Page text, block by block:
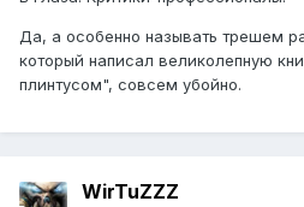
Да, а особенно называть трешем
который написал великолепную
плинтусом", совсем убойно.
WirTuZZZ